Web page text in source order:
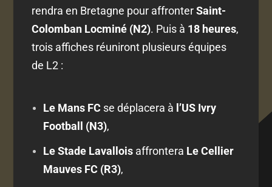
rendra en Bretagne pour affronterSaint-
Colomban Locminé (N2). Puis à 18 heures,
trois affiches réuniront plusieurs équipes
de L2 :
Le Mans FCse déplacera à l’US Ivry
Football (N3),
Le Stade Lavalloisaffrontera Le Cellier
Mauves FC (R3),